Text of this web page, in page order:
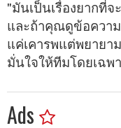
"มันเป็นเรื่องยากที่
และถ้าคุณดูข้อควา
แค่เคารพแต่พยายา
มั่นใจให้ทีมโดยเฉพ
Ads